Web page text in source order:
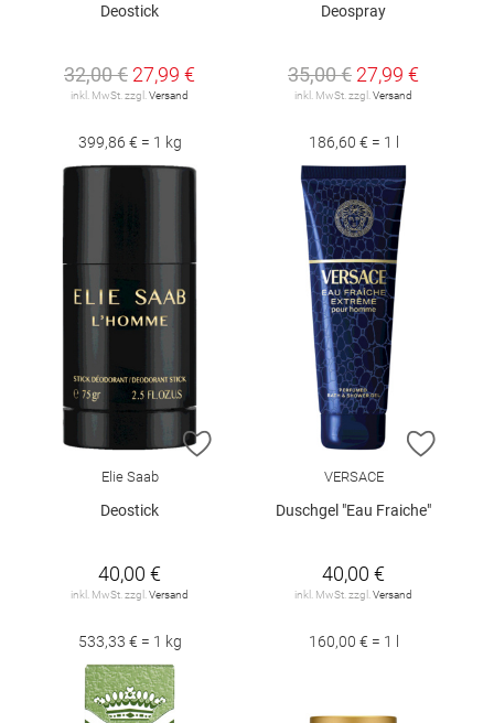
Deostick
32,00 € 27,99 €
inkl. MwSt. zzgl. Versand
399,86 € = 1 kg
Deospray
35,00 € 27,99 €
inkl. MwSt. zzgl. Versand
186,60 € = 1 l
ZUR WUNSCHLISTE HINZUFÜGEN
Elie Saab
Deostick
40,00 €
inkl. MwSt. zzgl. Versand
533,33 € = 1 kg
ZUR
VERSACE
Duschgel "Eau Fraiche"
40,00 €
inkl. MwSt. zzgl. Versand
160,00 € = 1 l